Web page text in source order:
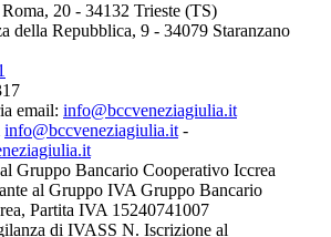
20 - 34132 Trieste (TS)
della Repubblica, 9 - 34079 Staranzano
email: info@bccveneziagiulia.it
info@bccveneziagiulia.it -
Gruppo Bancario Cooperativo Iccrea
al Gruppo IVA Gruppo Bancario
Partita IVA 15240741007
di IVASS N. Iscrizione al